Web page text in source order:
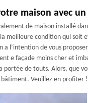
maison avec
de maison installé
meilleure condition qui soit
a l’intention de vous
e façade moins cher et
portée de touts. Alors, que
Veuillez en profiter !